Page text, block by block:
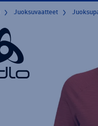
Juoksuvaatteet